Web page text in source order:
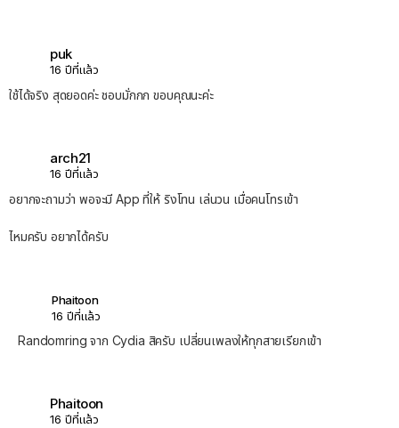
puk
16 ปีที่แล้ว
ใช้ได้จริง สุดยอดค่ะ ชอบมั่กกก ขอบคุณนะค่ะ
arch21
16 ปีที่แล้ว
อยากจะถามว่า พอจะมี App ที่ให้ ริงโทน เล่นวน เมื่อคนโทรเข้า
ไหมครับ อยากได้ครับ
Phaitoon
16 ปีที่แล้ว
Randomring จาก Cydia สิครับ เปลี่ยนเพลงให้ทุกสายเรียกเข้า
Phaitoon
16 ปีที่แล้ว